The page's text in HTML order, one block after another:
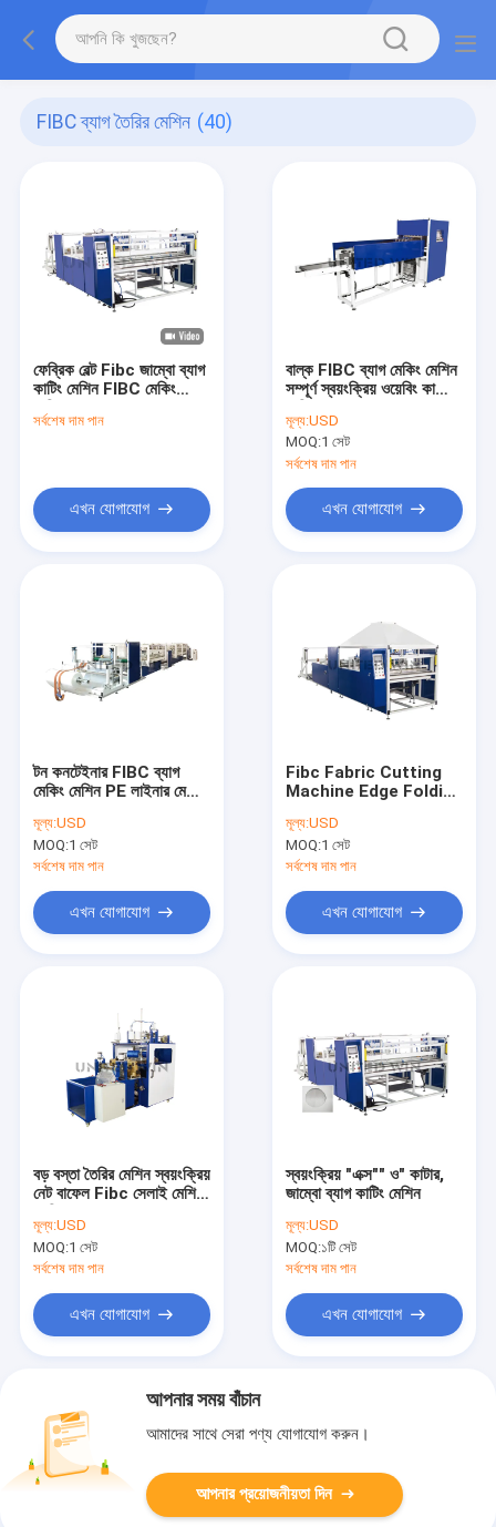
FIBC ব্যাগ তৈরির মেশিন (40)
ফেব্রিক বেল্ট Fibc জাম্বো ব্যাগ
কাটিং মেশিন FIBC মেকিং
সর্বশেষ দাম পান
এখন যোগাযোগ
বাল্ক FIBC ব্যাগ মেকিং মেশিন
সম্পূর্ণ স্বয়ংক্রিয় ওয়েবিং কাটিং
মূল্য:USD
MOQ:1 সেট
সর্বশেষ দাম পান
এখন যোগাযোগ
টন কনটেইনার FIBC ব্যাগ
মেকিং মেশিন PE লাইনার মেশিন
মূল্য:USD
MOQ:1 সেট
সর্বশেষ দাম পান
এখন যোগাযোগ
Fibc Fabric Cutting
Machine Edge Folding
FIBC Bag Making
Machine
মূল্য:USD
MOQ:1 সেট
সর্বশেষ দাম পান
এখন যোগাযোগ
বড় বস্তা তৈরির মেশিন স্বয়ংক্রিয়
নেট বাফেল Fibc সেলাই মেশিন
মূল্য:USD
MOQ:1 সেট
সর্বশেষ দাম পান
এখন যোগাযোগ
স্বয়ংক্রিয় "এক্স"" ও" কাটার,
জাম্বো ব্যাগ কাটিং মেশিন
মূল্য:USD
MOQ:১টি সেট
সর্বশেষ দাম পান
এখন যোগাযোগ
আপনার সময় বাঁচান
আমাদের সাথে সেরা পণ্য যোগাযোগ করুন।
আপনার প্রয়োজনীয়তা দিন